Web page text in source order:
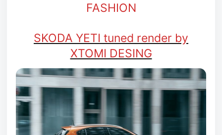
FASHION
SKODA YETI tuned render by
XTOMI DESING